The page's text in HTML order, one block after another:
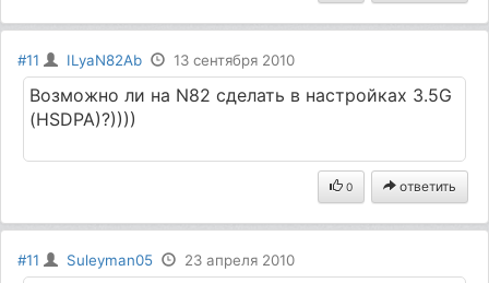
#11 ILyaN82Ab 13 сентября 2010
Возможно ли на N82 сделать в настройках 3.5G
(HSDPA)?))))
0 ответить
#11 Suleyman05 23 апреля 2010